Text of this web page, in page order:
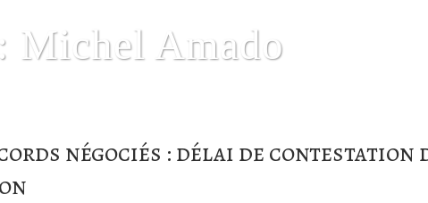
Michel Amado
négociés : délai de